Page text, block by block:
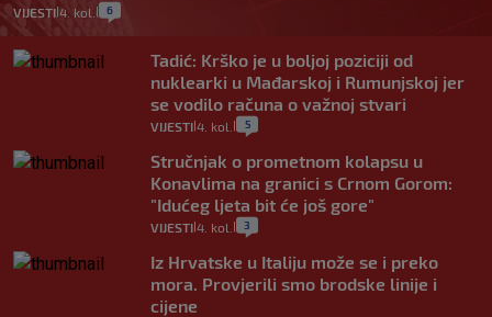
VIJESTI 4. kol. 6
Tadić: Krško je u boljoj poziciji od
nuklearki u Mađarskoj i Rumunjskoj jer
se vodilo računa o važnoj stvari
VIJESTI 4. kol. 5
Stručnjak o prometnom kolapsu u
Konavlima na granici s Crnom Gorom:
"Idućeg ljeta bit će još gore"
VIJESTI 4. kol. 3
Iz Hrvatske u Italiju može se i preko
mora. Provjerili smo brodske linije i
cijene